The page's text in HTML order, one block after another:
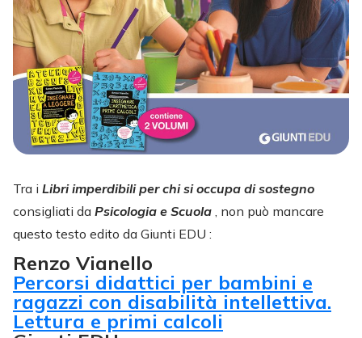
Tra i Libri imperdibili per chi si occupa di sostegno
consigliati da Psicologia e Scuola , non può mancare
questo testo edito da Giunti EDU :
Renzo Vianello
Percorsi didattici per bambini e
ragazzi con disabilità intellettiva.
Lettura e primi calcoli